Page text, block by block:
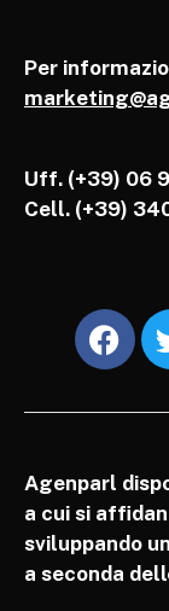
Per
Uff. (+39) 06
Cell. (+39)
Agenparl
a cui si
sviluppando
a seconda